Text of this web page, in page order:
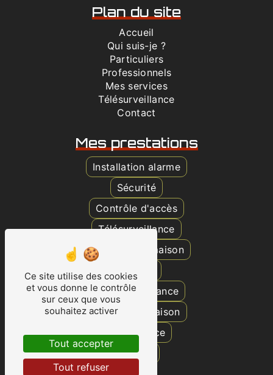
Plan du site
Accueil
Qui suis-je ?
Particuliers
Professionnels
Mes services
Télésurveillance
Contact
Mes prestations
Installation alarme
Sécurité
Contrôle d'accès
Télésurveillance
Surveillance maison
Caméra
Vidéosurveillance
Protection maison
Surveillance
Alarme
Ce site utilise des cookies
et vous donne le contrôle
sur ceux que vous
souhaitez activer
Tout accepter
Tout refuser